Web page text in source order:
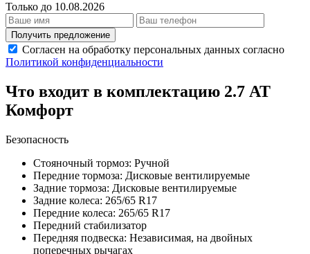
Только до 10.08.2026
Получить предложение
Согласен на обработку персональных данных согласно
Политикой конфиденциальности
Что входит в комплектацию 2.7 AT
Комфорт
Безопасность
Стояночный тормоз: Ручной
Передние тормоза: Дисковые вентилируемые
Задние тормоза: Дисковые вентилируемые
Задние колеса: 265/65 R17
Передние колеса: 265/65 R17
Передний стабилизатор
Передняя подвеска: Независимая, на двойных
поперечных рычагах